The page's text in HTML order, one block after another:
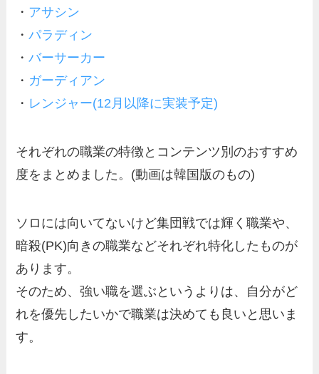
・ アサシン
・パラディン
・バーサーカー
・ ガーディアン
・ レンジャー(12月以降に実装予定)
それぞれの職業の特徴とコンテンツ別のおすすめ
度をまとめました。(動画は韓国版のもの)
ソロには向いてないけど集団戦では輝く職業や、
暗殺(PK)向きの職業などそれぞれ特化したものが
あります。
そのため、強い職を選ぶというよりは、自分がど
れを優先したいかで職業は決めても良いと思いま
す。